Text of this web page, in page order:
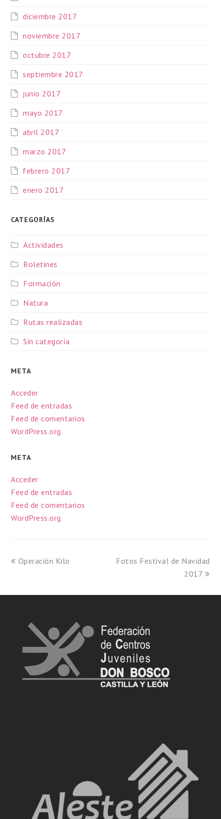
diciembre 2017
noviembre 2017
octubre 2017
septiembre 2017
junio 2017
mayo 2017
abril 2017
marzo 2017
febrero 2017
enero 2017
CATEGORÍAS
Actividades
Boletines
Formación
Natura
Rutas realizadas
Sin categoría
META
Acceder
Feed de entradas
Feed de comentarios
WordPress.org
META
Acceder
Feed de entradas
Feed de comentarios
WordPress.org
Operación Kilo
Fotos Festival de Navidad
2017